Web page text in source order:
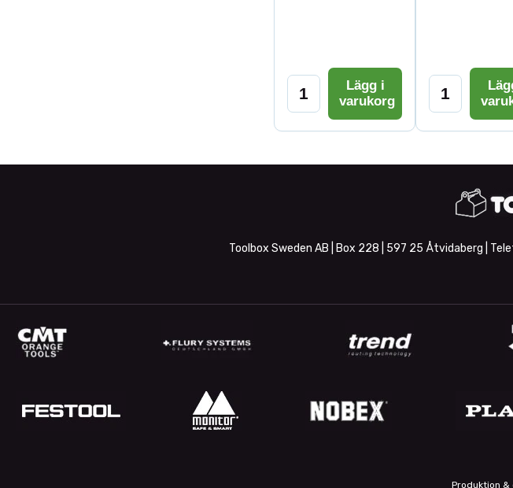
Lägg i
varukorg
Toolbox Sweden AB | Box 228 | 597 25 Åtvidaberg |
Produktion &